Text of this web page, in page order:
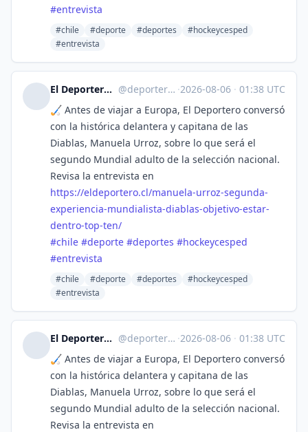
#entrevista
#chile #deporte #deportes
#hockeycesped
#entrevista
El Deportero :verified: :fiu: @deporterochile@lile.cl ·2026-08-06 · 01:38 UTC
🏑 Antes de viajar a Europa, El Deportero conversó
con la histórica delantera y capitana de las
Diablas, Manuela Urroz, sobre lo que será el
segundo Mundial adulto de la selección nacional.
Revisa la entrevista en
https://eldeportero.cl/manuela-urroz-segunda-
experiencia-mundialista-diablas-objetivo-estar-
dentro-top-ten/
#chile #deporte #deportes #hockeycesped
#entrevista
#chile #deporte #deportes
#hockeycesped
#entrevista
El Deportero :verified: :fiu: @deporterochile@lile.cl ·2026-08-06 · 01:38 UTC
🏑 Antes de viajar a Europa, El Deportero conversó
con la histórica delantera y capitana de las
Diablas, Manuela Urroz, sobre lo que será el
segundo Mundial adulto de la selección nacional.
Revisa la entrevista en